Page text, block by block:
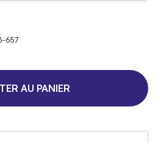
657
AU PANIER